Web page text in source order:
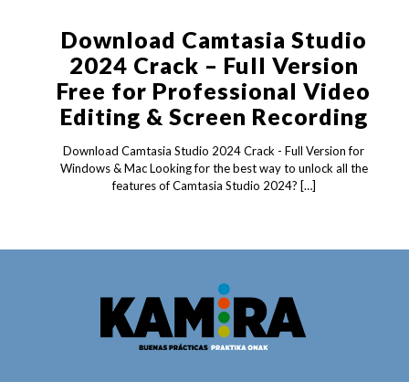
Download Camtasia Studio
2024 Crack – Full Version
Free for Professional Video
Editing & Screen Recording
Download Camtasia Studio 2024 Crack - Full Version for
Windows & Mac Looking for the best way to unlock all the
features of Camtasia Studio 2024? […]